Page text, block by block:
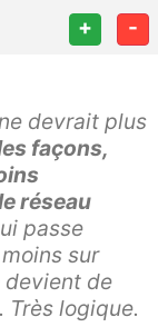
+ -
devrait plus
façons,
réseau
passe
sur
de
Très logique.